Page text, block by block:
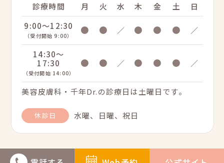
診療時間 月 火 水 木 金 土
日
9:00～12:30
（受付開始 9:00） ● ● ／ ● ● ● ／
14:30～
17:30
（受付開始 14:00）
● ● ／ ● ● ● ／
美容皮膚科・千年Dr.の診療日は土曜日です。
休診日 水曜、日曜、祝日